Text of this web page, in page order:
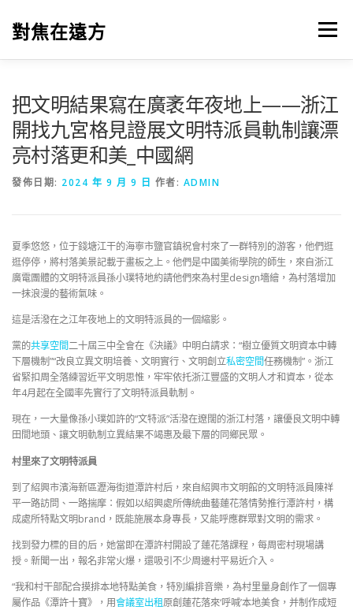
對焦在遠方 選單
把文明結果寫在廣袤年夜地上——浙江
開找九宮格見證展文明特派員軌制讓漂
亮村落更和美_中國網
發佈日期: 2024 年 9 月 9 日 作者: ADMIN
夏季悠悠，位于錢塘江干的海寧市鹽官鎮祝會村來了一群特別的游客，他們逛
逛停停，將村落美景記載于畫板之上。他們是中國美術學院的師生，來自浙江
廣電團體的文明特派員孫小璞特地約請他們來為村里design墻繪，為村落增加
一抹浪漫的藝術氣味。
這是活潑在之江年夜地上的文明特派員的一個縮影。
黨的共享空間二十屆三中全會在《決議》中明白請求：“樹立優質文明資本中轉
下層機制”“改良立異文明培養、文明實行、文明創立私密空間任務機制”。浙江
省緊扣周全落練習近平文明思惟，牢牢依托浙江豐盛的文明人才和資本，從本
年4月起在全國率先實行了文明特派員軌制。
現在，一大量像孫小璞如許的“文特派”活潑在遼闊的浙江村落，讓優良文明中轉
田間地頭、讓文明軌制立異結果不竭惠及最下層的同鄉民眾。
村里來了文明特派員
到了紹興市濱海新區瀝海街道潭許村后，來自紹興市文明館的文明特派員陳祥
平一路訪問、一路揣摩：假如以紹興處所傳統曲藝蓮花落情勢推行潭許村，構
成處所特點文明brand，既能施展本身專長，又能呼應群眾對文明的需求。
找到發力標的目的后，她當即在潭許村開設了蓮花落課程，每周密村現場講
授。新聞一出，報名非常火爆，還吸引不少周邊村平易近介入。
“我和村干部配合摸排本地特點美食，特別編排音樂，為村里量身創作了一個專
屬作品《潭許十寶》，用會議室出租原創蓮花落來‘呼喊’本地美食，并制作成短